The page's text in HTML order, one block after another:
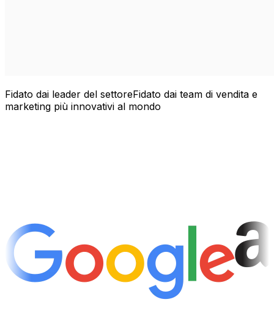
Fidato dai leader del settoreFidato dai team di vendita e
marketing più innovativi al mondo